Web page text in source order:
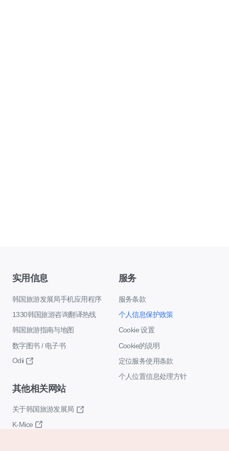
实用信息
韩国旅游发展局手机应用程序
1330韩国旅游咨询翻译热线
韩国旅游指南与地图
数字图书 / 电子书
Odii
服务
服务条款
个人信息保护政策
Cookie 设置
Cookie的说明
定位服务使用条款
个人位置信息处理方针
其他相关网站
关于韩国旅游发展局
K-Mice